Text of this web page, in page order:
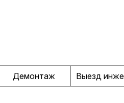
Демонтаж Выезд